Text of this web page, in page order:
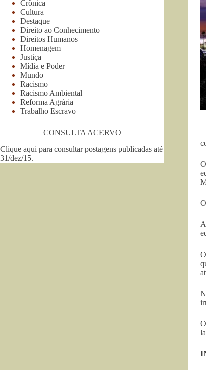
Crônica
Cultura
Destaque
Direito ao Conhecimento
Direitos Humanos
Homenagem
Justiça
Mídia e Poder
Mundo
Racismo
Racismo Ambiental
Reforma Agrária
Trabalho Escravo
CONSULTA ACERVO
Clique aqui para consultar postagens publicadas até
31/dez/15.